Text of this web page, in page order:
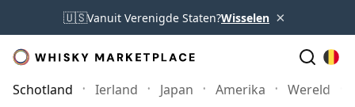
🇺🇸Vanuit Verenigde Staten?Wisselen ×
Schotland Ierland Japan Amerika Wereld